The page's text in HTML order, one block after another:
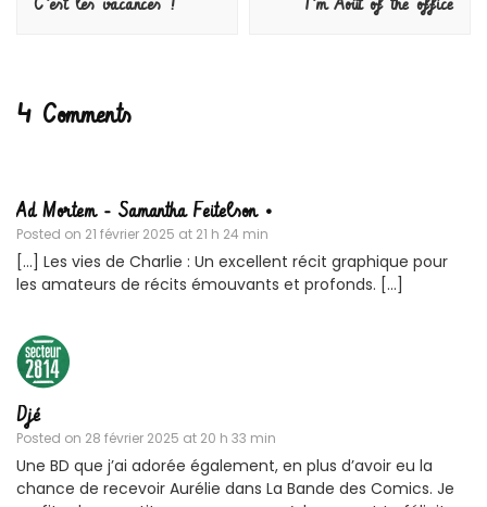
C’est les vacances ! I’m Août of the office
4 Comments
Ad Mortem - Samantha Feitelson •
Posted on 21 février 2025 at 21 h 24 min
[…] Les vies de Charlie : Un excellent récit graphique pour
les amateurs de récits émouvants et profonds. […]
Djé
Posted on 28 février 2025 at 20 h 33 min
Une BD que j’ai adorée également, en plus d’avoir eu la
chance de recevoir Aurélie dans La Bande des Comics. Je